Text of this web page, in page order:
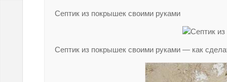
Септик из покрышек своими руками
Септик из покрышек своими руками — как